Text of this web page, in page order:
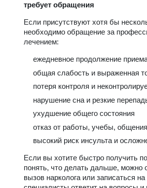
требует обращения
Если присутствуют хотя бы
необходимо обращение за
лечением:
ежедневное продолжение
общая слабость и выраженная
потеря контроля и
нарушение сна и резкие
ухудшение общего состояния
отказ от работы, учебы,
высокий риск инсульта и
Если вы хотите быстро получить
понять, что делать дальше, можно
вызов нарколога или записаться